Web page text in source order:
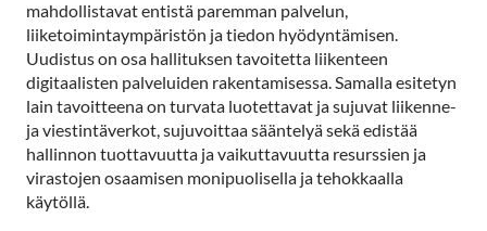
mahdollistavat entistä paremman palvelun,
liiketoimintaympäristön ja tiedon hyödyntämisen.
Uudistus on osa hallituksen tavoitetta liikenteen
digitaalisten palveluiden rakentamisessa. Samalla esitetyn
lain tavoitteena on turvata luotettavat ja sujuvat liikenne-
ja viestintäverkot, sujuvoittaa sääntelyä sekä edistää
hallinnon tuottavuutta ja vaikuttavuutta resurssien ja
virastojen osaamisen monipuolisella ja tehokkaalla
käytöllä.